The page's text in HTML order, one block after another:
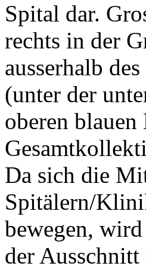
Spital dar.
rechts in der
ausserhalb
(unter der
oberen
Da sich die
Spitälern/
bewegen,
der